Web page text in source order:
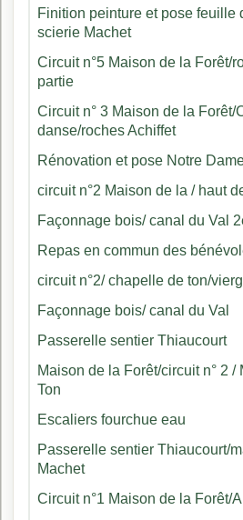
Finition peinture et pose feuille
scierie Machet
Circuit n°5 Maison de la Forêt/
partie
Circuit n° 3 Maison de la
danse/roches Achiffet
Rénovation et pose Notre
circuit n°2 Maison de la / haut
Façonnage bois/ canal du Val
Repas en commun des
circuit n°2/ chapelle de ton/
Façonnage bois/ canal du Val
Passerelle sentier Thiaucourt
Maison de la Forêt/circuit n° 2
Ton
Escaliers fourchue eau
Passerelle sentier Thiaucourt/
Machet
Circuit n°1 Maison de la Forêt/